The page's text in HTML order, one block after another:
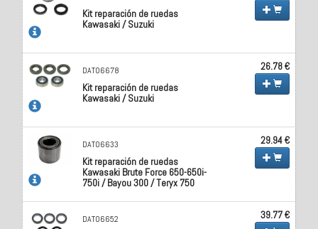
Kit reparación de ruedas
Kawasaki / Suzuki
DAT06678
Kit reparación de ruedas
Kawasaki / Suzuki
26.78 €
DAT06633
Kit reparación de ruedas
Kawasaki Brute Force 650-650i-
750i / Bayou 300 / Teryx 750
29.94 €
DAT06652 39.77 €